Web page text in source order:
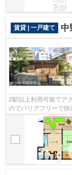
賃貸 | 一戸建て 中
2駅以上利用可能でア
のでバリアフリーで
トロな物件です。